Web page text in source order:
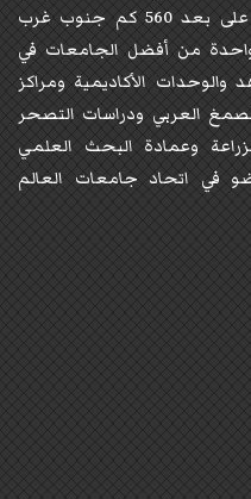
مدينة الأبيض بولاية شمال كردفان على بعد 560 كم جنوب غرب
عام 1990 وهي واحدة من أفضل الجامعات في
الأكاديمية ومراكز
العربي ودراسات التصحر
وعمادة البحث العلمي
في اتحاد جامعات العالم